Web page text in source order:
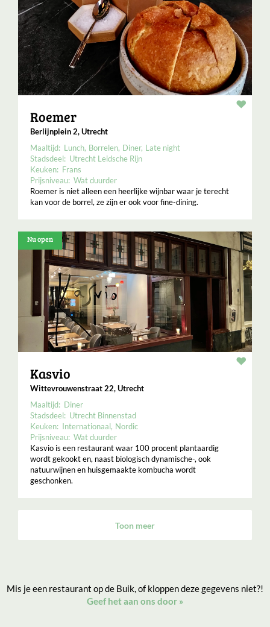
Roemer
Berlijnplein 2, Utrecht
Maaltijd: Lunch Borrelen Diner Late night
Stadsdeel: Utrecht Leidsche Rijn
Keuken: Frans
Prijsniveau: Wat duurder
Roemer is niet alleen een heerlijke wijnbar waar je terecht
kan voor de borrel, ze zijn er ook voor fine-dining.
Nu open
Kasvio
Wittevrouwenstraat 22, Utrecht
Maaltijd: Diner
Stadsdeel: Utrecht Binnenstad
Keuken: Internationaal Nordic
Prijsniveau: Wat duurder
Kasvio is een restaurant waar 100 procent plantaardig
wordt gekookt en, naast biologisch dynamische-, ook
natuurwijnen en huisgemaakte kombucha wordt
geschonken.
Toon meer
Mis je een restaurant op de Buik, of kloppen deze gegevens niet?!
Geef het aan ons door »